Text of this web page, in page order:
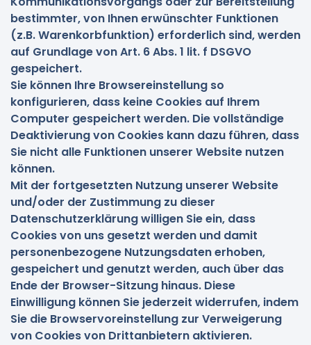
bestimmter, von Ihnen erwünschter Funktionen
(z.B. Warenkorbfunktion) erforderlich sind, werden
auf Grundlage von Art. 6 Abs. 1 lit. f DSGVO
gespeichert.
Sie können Ihre Browsereinstellung so
konfigurieren, dass keine Cookies auf Ihrem
Computer gespeichert werden. Die vollständige
Deaktivierung von Cookies kann dazu führen, dass
Sie nicht alle Funktionen unserer Website nutzen
können.
Mit der fortgesetzten Nutzung unserer Website
und/oder der Zustimmung zu dieser
Datenschutzerklärung willigen Sie ein, dass
Cookies von uns gesetzt werden und damit
personenbezogene Nutzungsdaten erhoben,
gespeichert und genutzt werden, auch über das
Ende der Browser-Sitzung hinaus. Diese
Einwilligung können Sie jederzeit widerrufen, indem
Sie die Browservoreinstellung zur Verweigerung
von Cookies von Drittanbietern aktivieren.